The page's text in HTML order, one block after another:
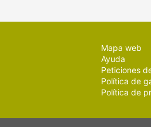
Mapa web
Ayuda
Peticiones
Política de
Política de